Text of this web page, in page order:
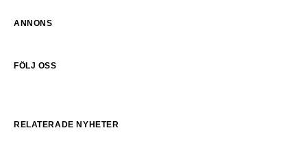
ANNONS
FÖLJ OSS
RELATERADE NYHETER